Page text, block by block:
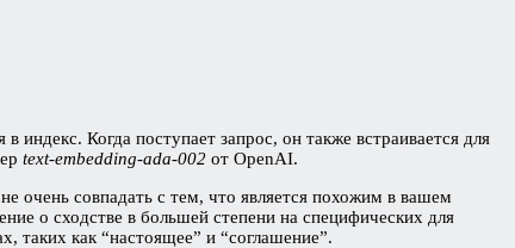
Когда поступает запрос, он также встраивается для
text-embedding-ada-002 от OpenAI.
очень совпадать с тем, что является похожим в вашем
о сходстве в большей степени на специфических для
таких как “настоящее” и “соглашение”.